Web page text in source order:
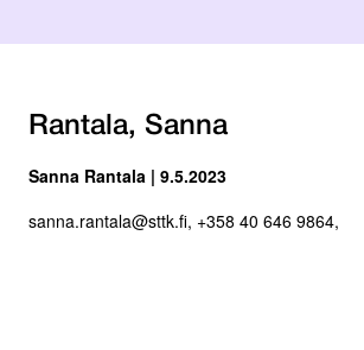
Rantala, Sanna
Sanna Rantala | 9.5.2023
sanna.rantala@sttk.fi, +358 40 646 9864,